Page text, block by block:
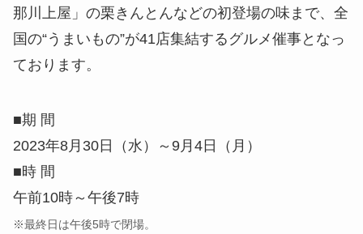
那川上屋」の栗きんとんなどの初登場の味まで、全
国の“うまいもの”が41店集結するグルメ催事となっ
ております。
■期 間
2023年8月30日（水）～9月4日（月）
■時 間
午前10時～午後7時
※最終日は午後5時で閉場。